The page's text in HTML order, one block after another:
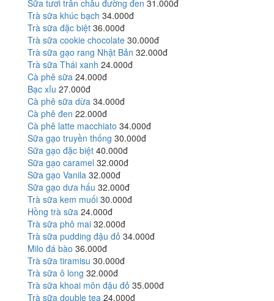
Sữa tươi trân châu đường đen 31.000đ
Trà sữa khúc bạch 34.000đ
Trà sữa đặc biệt 36.000đ
Trà sữa cookie chocolate 30.000đ
Trà sữa gạo rang Nhật Bản 32.000đ
Trà sữa Thái xanh 24.000đ
Cà phê sữa 24.000đ
Bạc xỉu 27.000đ
Cà phê sữa dừa 34.000đ
Cà phê đen 22.000đ
Cà phê latte macchiato 34.000đ
Sữa gạo truyền thống 30.000đ
Sữa gạo đặc biệt 40.000đ
Sữa gạo caramel 32.000đ
Sữa gạo Vanila 32.000đ
Sữa gạo dưa hấu 32.000đ
Trà sữa kem muối 30.000đ
Hồng trà sữa 24.000đ
Trà sữa phô mai 32.000đ
Trà sữa pudding đậu đỏ 34.000đ
Milo đá bào 36.000đ
Trà sữa tiramisu 30.000đ
Trà sữa ô long 32.000đ
Trà sữa khoai môn đậu đỏ 35.000đ
Trà sữa double tea 24.000đ